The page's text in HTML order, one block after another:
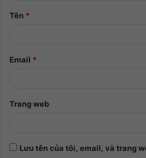
Tên *
Email *
Trang web
Lưu tên của tôi, email, và trang